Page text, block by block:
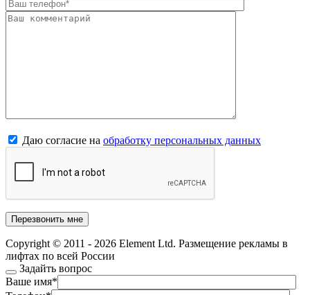
Даю согласие на обработку персональных данных
Copyright © 2011 - 2026 Element Ltd. Размещение рекламы в
лифтах по всей России
Задайть вопрос
Ваше имя*